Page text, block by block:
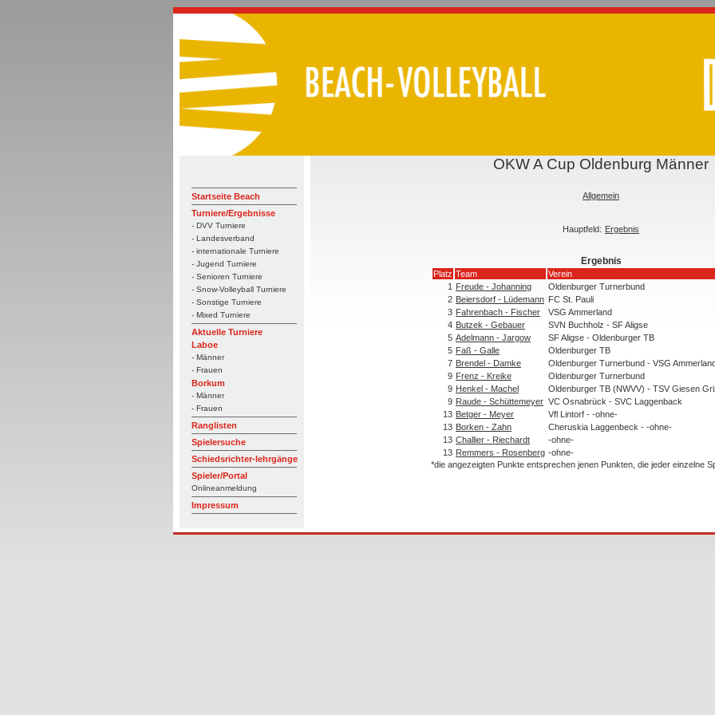
Startseite Beach
Turniere/Ergebnisse
- DVV Turniere
- Landesverband
- internationale Turniere
- Jugend Turniere
- Senioren Turniere
- Snow-Volleyball Turniere
- Sonstige Turniere
- Mixed Turniere
Aktuelle Turniere
Laboe
- Männer
- Frauen
Borkum
- Männer
- Frauen
Ranglisten
Spielersuche
Schiedsrichter-lehrgänge
Spieler/Portal
Onlineanmeldung
Impressum
OKW A Cup Oldenburg Männer
Allgemein
Hauptfeld: Ergebnis
Ergebnis
Platz Team Verein
1 Freude - Johanning Oldenburger Turnerbund
2 Beiersdorf - Lüdemann FC St. Pauli
3 Fahrenbach - Fischer VSG Ammerland
4 Butzek - Gebauer SVN Buchholz - SF Aligse
5 Adelmann - Jargow SF Aligse - Oldenburger TB
5 Faß - Galle Oldenburger TB
7 Brendel - Damke Oldenburger Turnerbund - VSG
9 Frenz - Kreike
Oldenburger Turnerbund
9 Henkel - Machel
Oldenburger TB (NWVV) - TSV Giesen
9 Raude - Schüttemeyer VC Osnabrück - SVC Laggenback
13 Betger - Meyer
Vfl Lintorf - -ohne-
13 Borken - Zahn
Cheruskia Laggenbeck - -ohne-
13 Challier - Riechardt
-ohne-
13 Remmers - Rosenberg -ohne-
*die angezeigten Punkte entsprechen jenen Punkten, die jeder einzelne